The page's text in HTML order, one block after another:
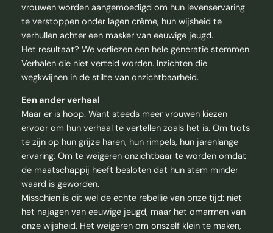
vrouwen worden aangemoedigd om hun levenservaring
te verstoppen onder lagen crème, hun wijsheid te
verhullen achter een masker van eeuwige jeugd.
Het resultaat? We verliezen een hele generatie stemmen.
Verhalen die niet verteld worden. Inzichten die
wegkwijnen in de stilte van onzichtbaarheid.
Een ander verhaal
Maar er is hoop. Want steeds meer vrouwen kiezen
ervoor om hun verhaal te vertellen zoals het is. Om trots
te zijn op hun grijze haren, hun rimpels, hun jarenlange
ervaring. Om te weigeren onzichtbaar te worden omdat
de maatschappij heeft besloten dat hun stem minder
waard is geworden.
Misschien is dit wel de echte rebellie van onze tijd: niet
het najagen van eeuwige jeugd, maar het omarmen van
onze wijsheid. Het weigeren om onszelf klein te maken,